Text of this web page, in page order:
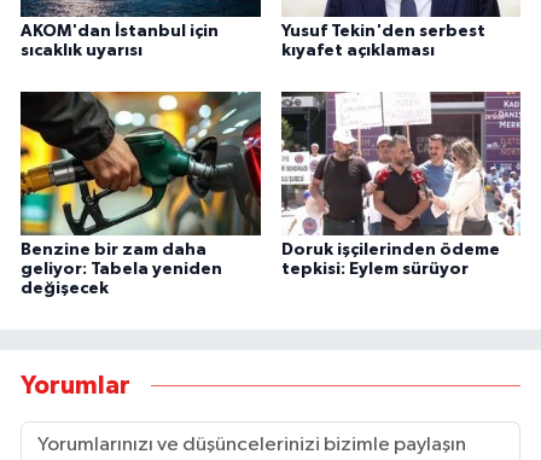
AKOM'dan İstanbul için
sıcaklık uyarısı
Yusuf Tekin'den serbest
kıyafet açıklaması
Benzine bir zam daha
geliyor: Tabela yeniden
değişecek
Doruk işçilerinden ödeme
tepkisi: Eylem sürüyor
Yorumlar